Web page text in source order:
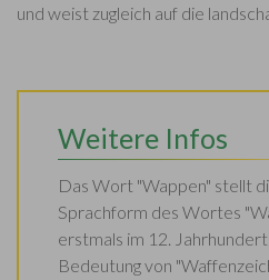
und weist zugleich auf die
Weitere Infos
Das Wort "Wappen" stellt
Sprachform des Wortes
erstmals im 12.
Bedeutung von